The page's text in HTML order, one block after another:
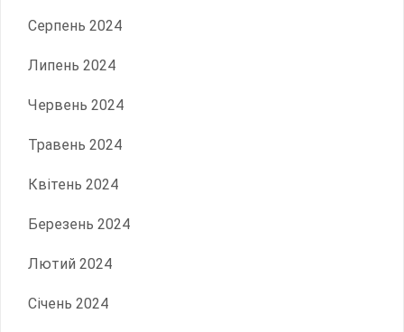
Серпень 2024
Липень 2024
Червень 2024
Травень 2024
Квітень 2024
Березень 2024
Лютий 2024
Січень 2024